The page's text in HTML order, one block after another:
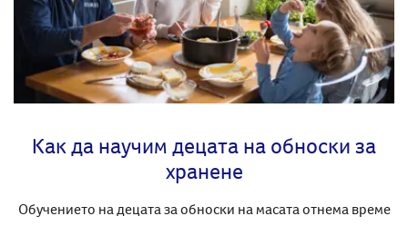
Как да научим децата на обноски за
хранене
Обучението на децата за обноски на масата отнема време